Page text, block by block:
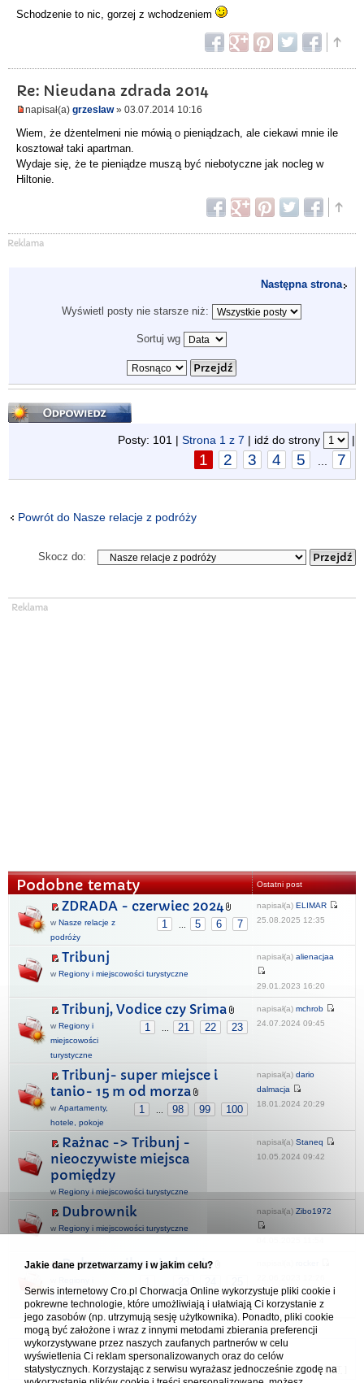
Schodzenie to nic, gorzej z wchodzeniem
Re: Nieudana zdrada 2014
napisał(a) grzeslaw» 03.07.2014 10:16
Wiem, że dżentelmeni nie mówią o pieniądzach, ale ciekawi mnie ile
kosztował taki apartman.
Wydaje się, że te pieniądze muszą być niebotyczne jak nocleg w
Hiltonie.
Następna strona
Wyświetl posty nie starsze niż:
Sortuj wg
Odpowiedz
Posty: 101 | Strona 1 z 7 | idź do strony |
1 2 3 4 5 ... 7
Powrót do Nasze relacje z podróży
Skocz do:
Podobne tematy Ostatni post
ZDRADA - czerwiec 2024
1 ... 5 6 7
w Nasze relacje z
podróży
napisał(a) ELIMAR
25.08.2025 12:35
Tribunj
w Regiony i miejscowości turystyczne
napisał(a) alienacjaa
29.01.2023 16:20
Tribunj, Vodice czy Srima
1 ... 21 22 23
w Regiony i
miejscowości
turystyczne
napisał(a) mchrob
24.07.2024 09:45
Tribunj- super miejsce i
tanio- 15 m od morza
1 ... 98 99 100
w Apartamenty,
hotele, pokoje
napisał(a) dario
dalmacja
18.01.2024 20:29
Rażnac -> Tribunj -
nieoczywiste miejsca
pomiędzy
w Regiony i miejscowości turystyczne
napisał(a) Staneq
10.05.2024 09:42
Dubrownik
w Regiony i miejscowości turystyczne
napisał(a) Zibo1972
Dubrownik zwiedzanie
miejscowości
turystyczne
Forum Chorwacja Online - Cro.pl
Usuń ciasteczka• Strefa czasowa: UTC + 1 (Polska - czas zimowy) [ DST
Jakie dane przetwarzamy i w jakim celu?
Serwis internetowy Cro.pl Chorwacja Online wykorzystuje pliki cookie i
pokrewne technologie, które umożliwiają i ułatwiają Ci korzystanie z
jego zasobów (np. utrzymują sesję użytkownika). Ponadto, pliki cookie
mogą być założone i wraz z innymi metodami zbierania preferencji
wykorzystywane przez naszych zaufanych partnerów w celu
wyświetlenia Ci reklam spersonalizowanych oraz do celów
statystycznych. Korzystając z serwisu wyrażasz jednocześnie zgodę na